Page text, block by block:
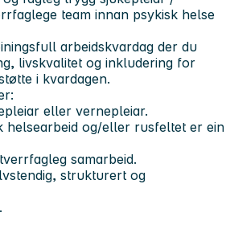
team innan psykisk helse
arbeidskvardag der du
livskvalitet og inkludering for
i kvardagen.
eller vernepleiar.
helsearbeid og/eller rusfeltet er ein
samarbeid.
strukturert og